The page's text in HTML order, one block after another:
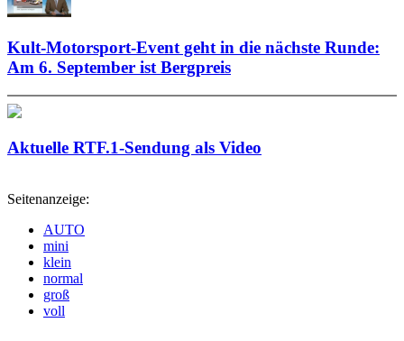
Kult-Motorsport-Event geht in die nächste Runde:
Am 6. September ist Bergpreis
Aktuelle RTF.1-Sendung als Video
Seitenanzeige:
AUTO
mini
klein
normal
groß
voll